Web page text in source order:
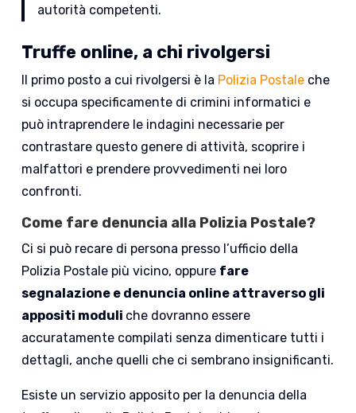
autorità competenti.
Truffe online, a chi rivolgersi
Il primo posto a cui rivolgersi è la Polizia Postale che
si occupa specificamente di crimini informatici e
può intraprendere le indagini necessarie per
contrastare questo genere di attività, scoprire i
malfattori e prendere provvedimenti nei loro
confronti.
Come fare denuncia alla Polizia Postale?
Ci si può recare di persona presso l’ufficio della
Polizia Postale più vicino, oppure fare
segnalazione e denuncia online attraverso gli
appositi moduli che dovranno essere
accuratamente compilati senza dimenticare tutti i
dettagli, anche quelli che ci sembrano insignificanti.
Esiste un servizio apposito per la denuncia della